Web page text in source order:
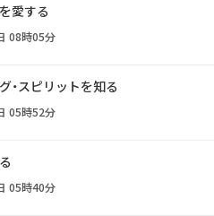
愛する
08時05分
・スピリットを知る
05時52分
05時40分